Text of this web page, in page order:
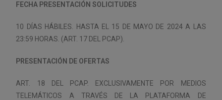
FECHA PRESENTACIÓN SOLICITUDES
10 DÍAS HÁBILES. HASTA EL 15 DE MAYO DE 2024 A LAS
23:59 HORAS. (ART. 17 DEL PCAP).
PRESENTACIÓN DE OFERTAS
ART. 18 DEL PCAP. EXCLUSIVAMENTE POR MEDIOS
TELEMÁTICOS A TRAVÉS DE LA PLATAFORMA DE